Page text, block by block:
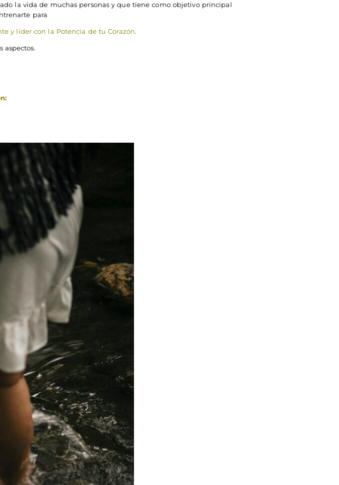
la vida de muchas personas y que tiene como objetivo principal
para
y líder con la Potencia de tu Corazón.
aspectos.